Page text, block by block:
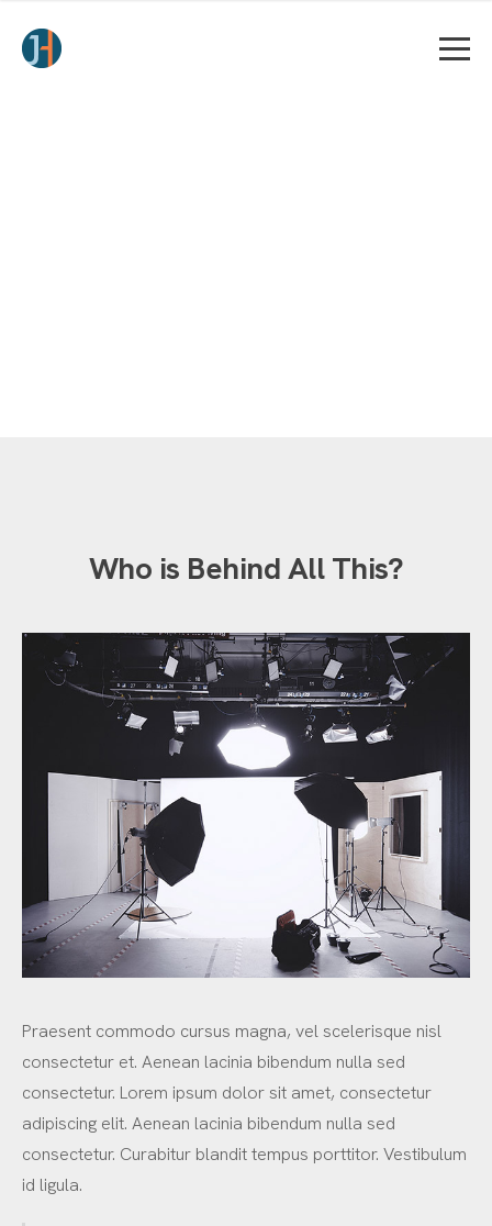
Who is Behind All This?
Praesent commodo cursus magna, vel scelerisque nisl
consectetur et. Aenean lacinia bibendum nulla sed
consectetur. Lorem ipsum dolor sit amet, consectetur
adipiscing elit. Aenean lacinia bibendum nulla sed
consectetur. Curabitur blandit tempus porttitor. Vestibulum
id ligula.